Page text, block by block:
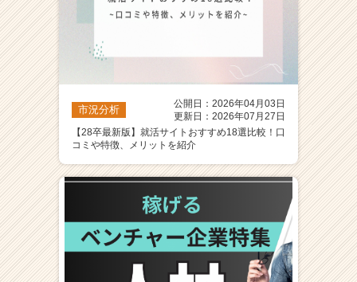
市況分析
公開日：2026年04月03日
更新日：2026年07月27日
【28卒最新版】就活サイトおすすめ18選比較！口
コミや特徴、メリットを紹介